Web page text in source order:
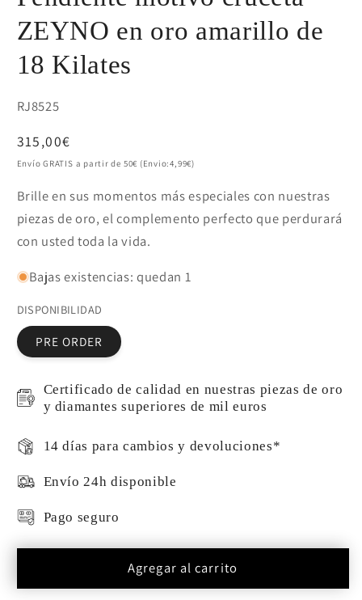
ZEYNO en oro amarillo de
18 Kilates
SKU:
RJ8525
Precio
habitual
315,00€
Envío GRATIS a partir de 50€ (Envio:4,99€)
Brille en sus momentos más especiales con nuestras
piezas de oro, el complemento perfecto que perdurará
con usted toda la vida.
Bajas existencias: quedan 1
DISPONIBILIDAD
PRE ORDER
Certificado de calidad en nuestras piezas de oro
y diamantes superiores de mil euros
14 días para cambios y devoluciones*
Envío 24h disponible
Pago seguro
Agregar al carrito